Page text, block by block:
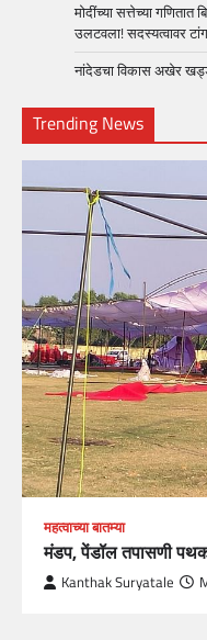
मोदींच्या सत्तेच्या गणितात
उलटवला! सदस्यत्वावर
नांदेडचा विकास अखेर
Trending News
महत्वाच्या बातम्या
मंडप, पेंडॉल तपासणी
Kanthak Suryatale